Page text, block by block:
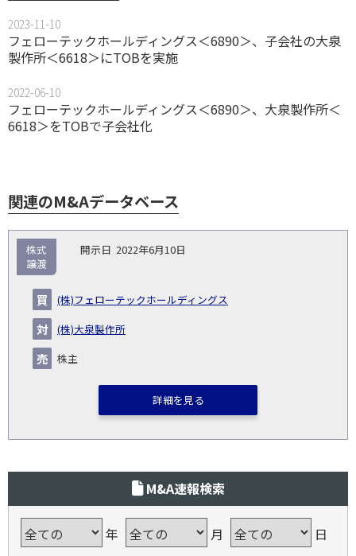
2023-11-10
フェローテックホールディングス＜6890＞、子会社の大泉
製作所＜6618＞にTOBを実施
2022-06-10
フェローテックホールディングス＜6890＞、大泉製作所＜
6618＞をTOBで子会社化
関連のM&Aデータベース
示
い
企
業・
事業
り
種
キー
ム
2022年6月10日
(株)フェローテックホールディングス
(株)大泉製作所
株主
株式
譲渡
詳細を見る
M&A速報検索
年 月 日